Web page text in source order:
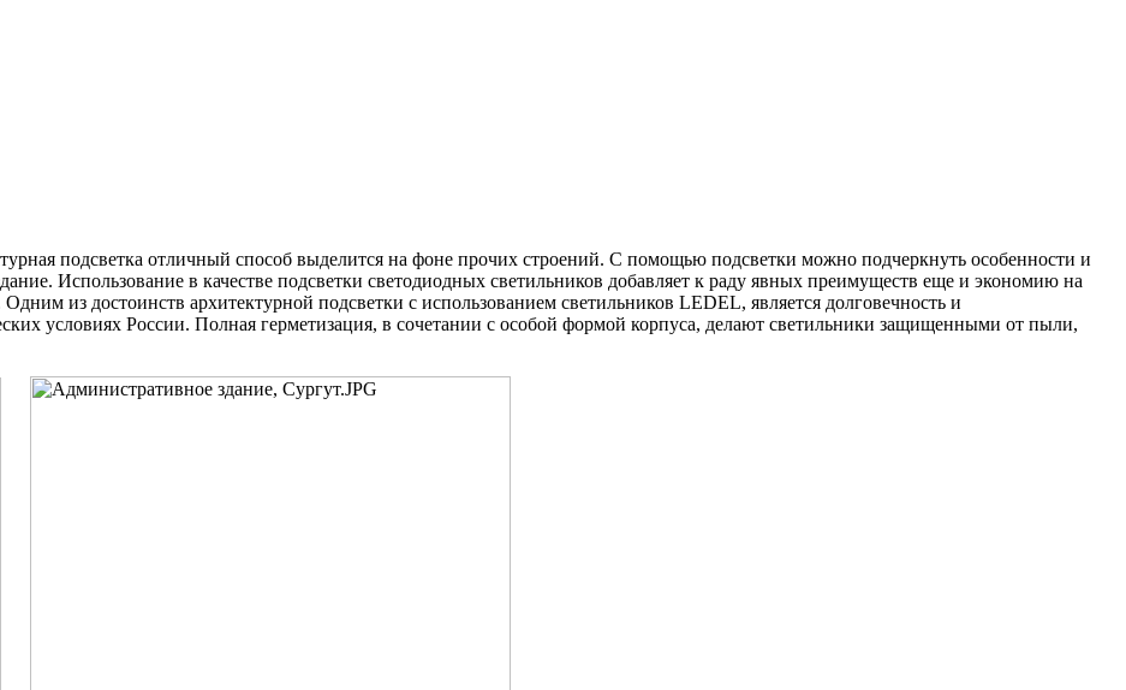
подсветка отличный способ выделится на фоне прочих строений. С помощью подсветки можно подчеркнуть особенности и
Использование в качестве подсветки светодиодных светильников добавляет к раду явных преимуществ еще и экономию на
из достоинств архитектурной подсветки с использованием светильников LEDEL, является долговечность и
условиях России. Полная герметизация, в сочетании с особой формой корпуса, делают светильники защищенными от пыли,